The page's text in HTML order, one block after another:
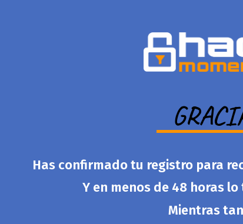
Has confirmado tu registro para
Y en menos de 48 horas
Mientras